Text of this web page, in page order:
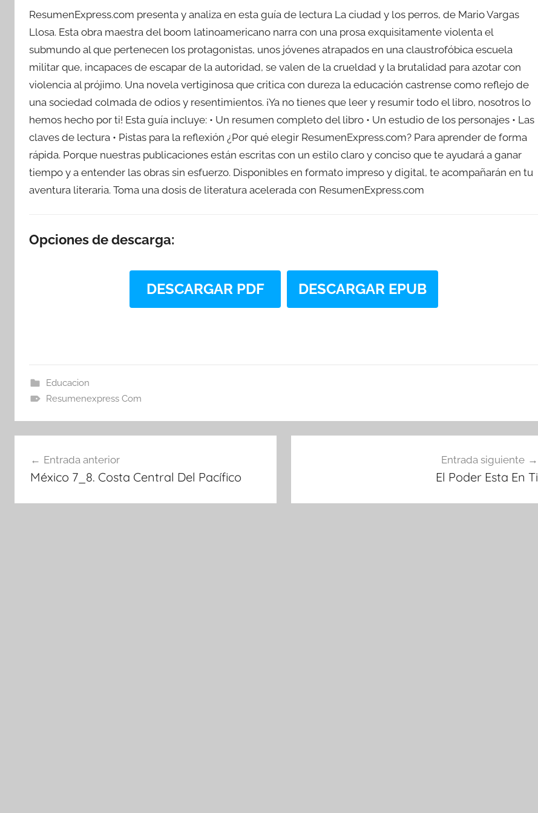
ResumenExpress.com presenta y analiza en esta guía de lectura La ciudad y los perros, de Mario Vargas
Llosa. Esta obra maestra del boom latinoamericano narra con una prosa exquisitamente violenta el
submundo al que pertenecen los protagonistas, unos jóvenes atrapados en una claustrofóbica escuela
militar que, incapaces de escapar de la autoridad, se valen de la crueldad y la brutalidad para azotar con
violencia al prójimo. Una novela vertiginosa que critica con dureza la educación castrense como reflejo de
una sociedad colmada de odios y resentimientos. ¡Ya no tienes que leer y resumir todo el libro, nosotros lo
hemos hecho por ti! Esta guía incluye: • Un resumen completo del libro • Un estudio de los personajes • Las
claves de lectura • Pistas para la reflexión ¿Por qué elegir ResumenExpress.com? Para aprender de forma
rápida. Porque nuestras publicaciones están escritas con un estilo claro y conciso que te ayudará a ganar
tiempo y a entender las obras sin esfuerzo. Disponibles en formato impreso y digital, te acompañarán en tu
aventura literaria. Toma una dosis de literatura acelerada con ResumenExpress.com
Opciones de descarga:
DESCARGAR PDF DESCARGAR EPUB
Educacion
Resumenexpress Com
de
entradas
Entrada anterior
México 7_8. Costa Central Del Pacífico
Entrada siguiente
El Poder Esta En Ti